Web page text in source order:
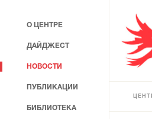
О ЦЕНТРЕ
ДАЙДЖЕСТ
НОВОСТИ
ПУБЛИКАЦИИ
БИБЛИОТЕКА